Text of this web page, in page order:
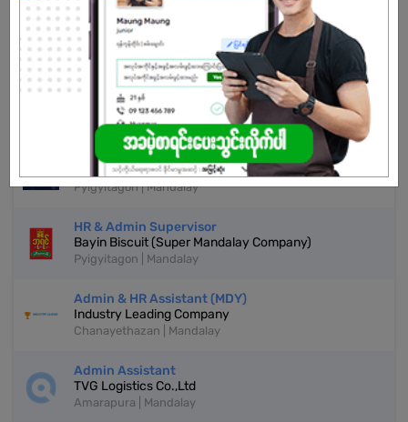
Don't have an account?
REGISTER NOW!
More Similar Jobs
Admin Assistant
Shwe Pyi Thit Agricultural Machinery ( Mandalay )
Pyigyitagon | Mandalay
HR & Admin Supervisor
Bayin Biscuit (Super Mandalay Company)
Pyigyitagon | Mandalay
Admin & HR Assistant (MDY)
Industry Leading Company
Chanayethazan | Mandalay
Admin Assistant
TVG Logistics Co.,Ltd
Amarapura | Mandalay